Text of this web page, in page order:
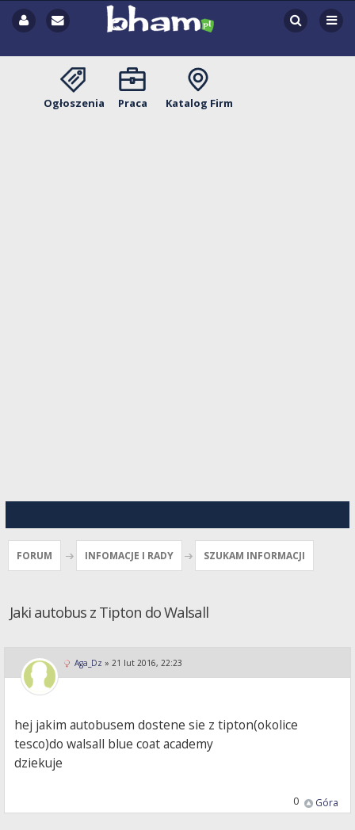
Ogłoszenia Praca Katalog Firm
FORUM INFOMACJE I RADY SZUKAM INFORMACJI
Jaki autobus z Tipton do Walsall
Aga_Dz » 21 lut 2016, 22:23
hej jakim autobusem dostene sie z tipton(okolice
tesco)do walsall blue coat academy
dziekuje
Góra
0